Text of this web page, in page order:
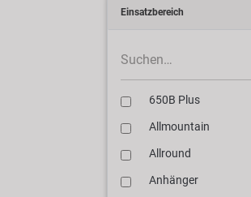
Einsatzbereich
650B Plus
Allmountain
Allround
Anhänger